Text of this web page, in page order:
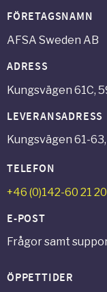
FÖRETAGSNAMN
AFSA Sweden AB
ADRESS
Kungsvägen 61C,
LEVERANSADRESS
Kungsvägen 61-
TELEFON
+46 (0)142-60 21 20
E-POST
Frågor samt
ÖPPETTIDER